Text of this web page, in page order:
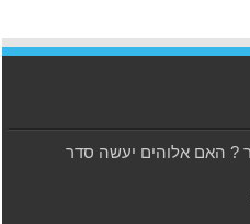
? האם אלוהים יעשה סדר